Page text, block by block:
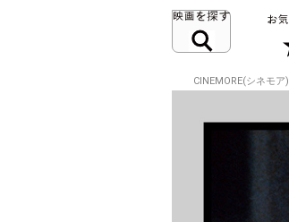
CINEMORE(シネモア)